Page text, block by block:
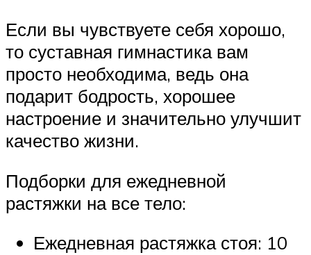
Если вы чувствуете себя хорошо,
то суставная гимнастика вам
просто необходима, ведь она
подарит бодрость, хорошее
настроение и значительно улучшит
качество жизни.
Подборки для ежедневной
растяжки на все тело:
Ежедневная растяжка стоя: 10